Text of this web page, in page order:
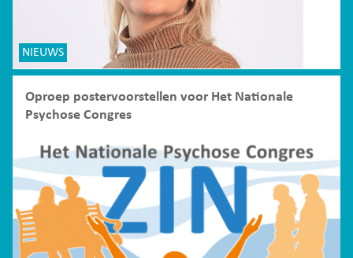
NIEUWS
Oproep postervoorstellen voor Het Nationale
Psychose Congres